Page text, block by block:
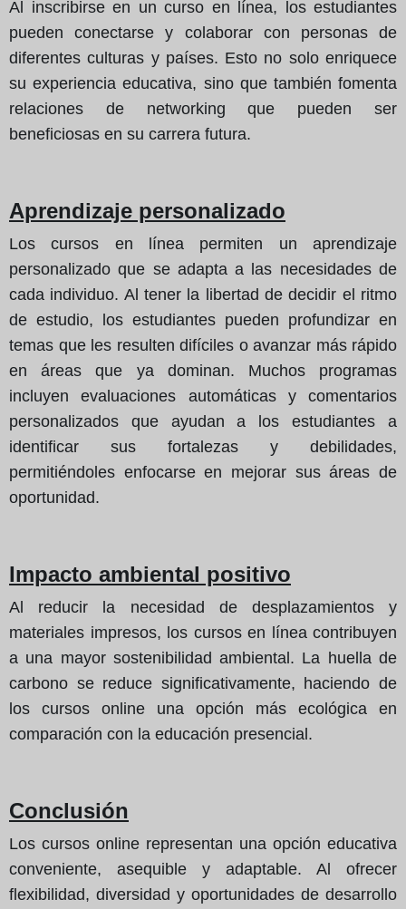
Al inscribirse en un curso en línea, los estudiantes
pueden conectarse y colaborar con personas de
diferentes culturas y países. Esto no solo enriquece
su experiencia educativa, sino que también fomenta
relaciones de networking que pueden ser
beneficiosas en su carrera futura.
Aprendizaje personalizado
Los cursos en línea permiten un aprendizaje
personalizado que se adapta a las necesidades de
cada individuo. Al tener la libertad de decidir el ritmo
de estudio, los estudiantes pueden profundizar en
temas que les resulten difíciles o avanzar más rápido
en áreas que ya dominan. Muchos programas
incluyen evaluaciones automáticas y comentarios
personalizados que ayudan a los estudiantes a
identificar sus fortalezas y debilidades,
permitiéndoles enfocarse en mejorar sus áreas de
oportunidad.
Impacto ambiental positivo
Al reducir la necesidad de desplazamientos y
materiales impresos, los cursos en línea contribuyen
a una mayor sostenibilidad ambiental. La huella de
carbono se reduce significativamente, haciendo de
los cursos online una opción más ecológica en
comparación con la educación presencial.
Conclusión
Los cursos online representan una opción educativa
conveniente, asequible y adaptable. Al ofrecer
flexibilidad, diversidad y oportunidades de desarrollo